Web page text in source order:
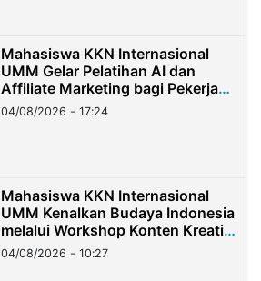
Mahasiswa KKN Internasional
UMM Gelar Pelatihan AI dan
Affiliate Marketing bagi Pekerja
Migran Indonesia di Taiwan
04/08/2026 - 17:24
Mahasiswa KKN Internasional
UMM Kenalkan Budaya Indonesia
melalui Workshop Konten Kreatif
di Taiwan
04/08/2026 - 10:27